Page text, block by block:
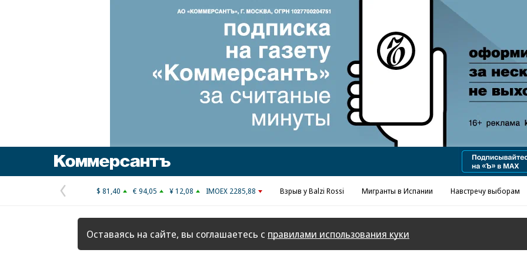
Реклама в «Ъ» www.kommersant.ru/ad
Предыдущая
страница
$ 81,40 € 94,05 ¥ 12,08 IMOEX 2285,88 Взрыв у Balzi Rossi Мигранты в Испании Навстречу выборам
Оставаясь на сайте, вы соглашаетесь с правилами использования куки